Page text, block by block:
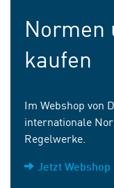
Normen
kaufen
Im Webshop von
internationale
Regelwerke.
Jetzt